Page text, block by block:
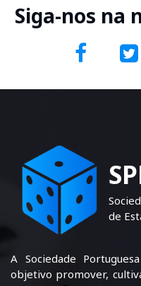
Siga-nos na
de
A Sociedade
objetivo promover,